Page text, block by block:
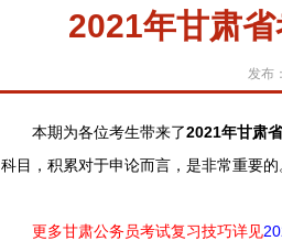
2021年甘肃
发布
本期为各位考生带来了2021年甘肃
科目，积累对于申论而言，是非常重要的
更多甘肃公务员考试复习技巧详见